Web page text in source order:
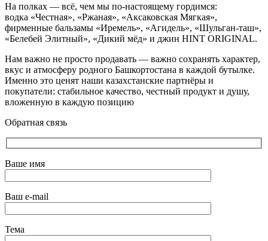
На полках — всё, чем мы по-настоящему гордимся:
водка «Честная», «Ржаная», «Аксаковская Мягкая»,
фирменные бальзамы «Иремель», «Агидель», «Шульган-таш»,
«Белебей Элитный», «Дикий мёд» и джин HINT ORIGINAL.
Нам важно не просто продавать — важно сохранять характер,
вкус и атмосферу родного Башкортостана в каждой бутылке.
Именно это ценят наши казахстанские партнёры и
покупатели: стабильное качество, честный продукт и душу,
вложенную в каждую позицию
Обратная связь
Ваше имя
Ваш e-mail
Тема